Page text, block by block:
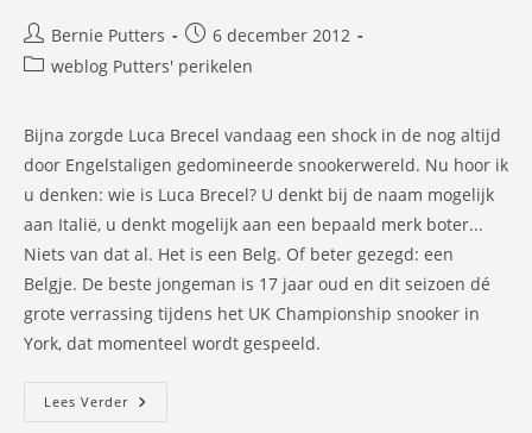
Bericht
auteur:
Bernie Putters
Bericht
gepubliceerd
6 december 2012
Berichtcategorie:
weblog Putters' perikelen
Bijna zorgde Luca Brecel vandaag een shock in de nog altijd
door Engelstaligen gedomineerde snookerwereld. Nu hoor ik
u denken: wie is Luca Brecel? U denkt bij de naam mogelijk
aan Italië, u denkt mogelijk aan een bepaald merk boter...
Niets van dat al. Het is een Belg. Of beter gezegd: een
Belgje. De beste jongeman is 17 jaar oud en dit seizoen dé
grote verrassing tijdens het UK Championship snooker in
York, dat momenteel wordt gespeeld.
Lees VerderHadden